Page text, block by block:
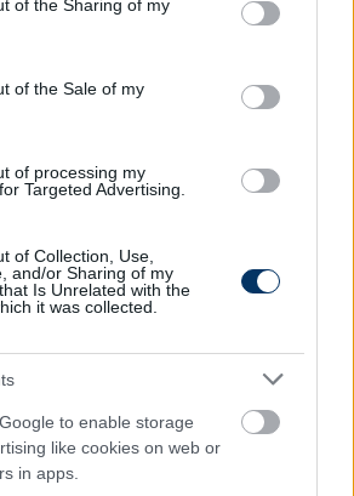
or usage behaviour. You may click to
to Google and its third-party tags to
specified purposes in below Google
of the Sharing of my
of the Sale of my
of processing my
Targeted Advertising.
of Collection, Use,
and/or Sharing of my
Is Unrelated with the
it was collected.
to enable storage
like cookies on web or
in apps.
5. helyen végez:
6. helyezettje az Európa-liga
Bajnokok Ligája ligaszakaszába
liga selejtezőjének 3.
továbbra is négy
ahhoz, hogy az
kerüljön.